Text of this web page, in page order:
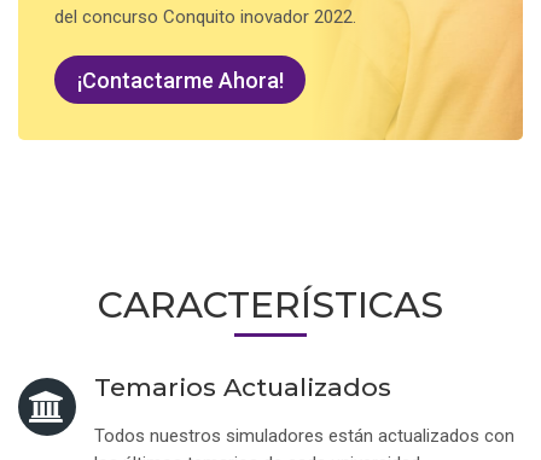
del concurso Conquito inovador 2022.
¡Contactarme Ahora!
CARACTERÍSTICAS
Temarios Actualizados
Todos nuestros simuladores están actualizados con